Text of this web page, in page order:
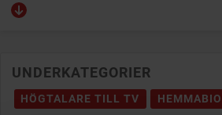
UNDERKATEGORIER
HÖGTALARE TILL TV